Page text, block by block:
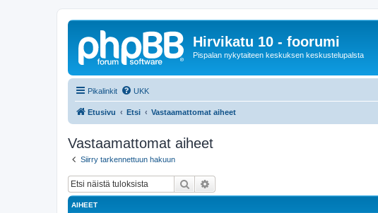
Hirvikatu 10 - foorumi
Pispalan nykytaiteen keskuksen keskustelupalsta
Pikalinkit UKK
Etusivu Etsi Vastaamattomat aiheet
Vastaamattomat aiheet
Siirry tarkennettuun hakuun
Etsi
AIHEET